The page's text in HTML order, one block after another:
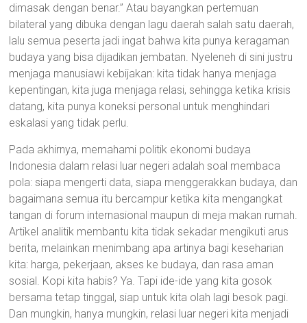
dimasak dengan benar.” Atau bayangkan pertemuan
bilateral yang dibuka dengan lagu daerah salah satu daerah,
lalu semua peserta jadi ingat bahwa kita punya keragaman
budaya yang bisa dijadikan jembatan. Nyeleneh di sini justru
menjaga manusiawi kebijakan: kita tidak hanya menjaga
kepentingan, kita juga menjaga relasi, sehingga ketika krisis
datang, kita punya koneksi personal untuk menghindari
eskalasi yang tidak perlu.
Pada akhirnya, memahami politik ekonomi budaya
Indonesia dalam relasi luar negeri adalah soal membaca
pola: siapa mengerti data, siapa menggerakkan budaya, dan
bagaimana semua itu bercampur ketika kita mengangkat
tangan di forum internasional maupun di meja makan rumah.
Artikel analitik membantu kita tidak sekadar mengikuti arus
berita, melainkan menimbang apa artinya bagi keseharian
kita: harga, pekerjaan, akses ke budaya, dan rasa aman
sosial. Kopi kita habis? Ya. Tapi ide-ide yang kita gosok
bersama tetap tinggal, siap untuk kita olah lagi besok pagi.
Dan mungkin, hanya mungkin, relasi luar negeri kita menjadi